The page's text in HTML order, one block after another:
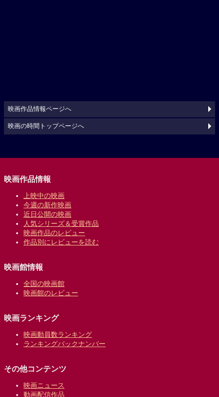
映画作品情報ページへ
映画の時間トップページへ
映画作品情報
上映中の映画
今週の新作映画
近日公開の映画
人気シリーズ＆受賞作品
映画作品のレビュー
作品別にレビューを読む
映画館情報
全国の映画館
映画館のレビュー
映画ランキング
映画動員数ランキング
ランキングバックナンバー
その他コンテンツ
映画ニュース
動画配信作品